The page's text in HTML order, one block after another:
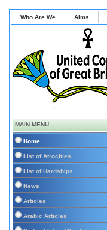
Who Are We Aims
MAIN MENU
Home
List of Atrocities
List of Hardships
News
Articles
Arabic Articles